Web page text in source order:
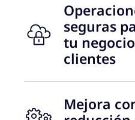
35
países
necesidades en el
seguras
tu
clientes
Mejora